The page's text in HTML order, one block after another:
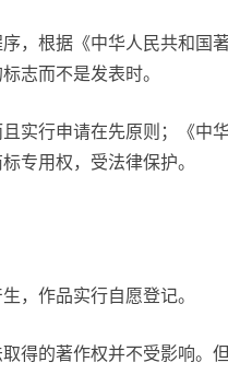
，根据《中华人民共和国
志而不是发表时。
实行申请在先原则；《中
专用权，受法律保护。
，作品实行自愿登记。
得的著作权并不受影响。